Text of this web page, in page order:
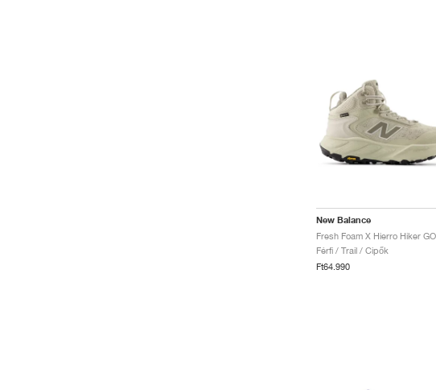
New Balance
Férfi / Trail / Cipők
Ft64.990